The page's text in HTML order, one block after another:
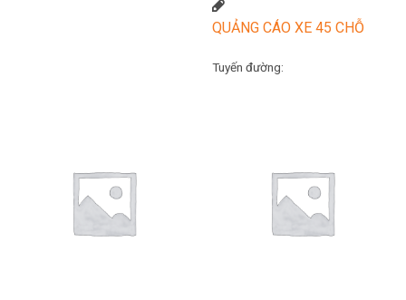
QUẢNG CÁO XE 45 CHỖ
Tuyến đường: